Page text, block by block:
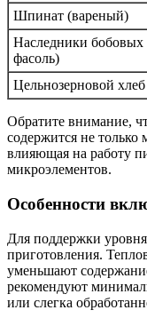
Шпинат (вареный)
Наследники бобовых
фасоль)
Цельнозерновой хлеб
Обратите внимание,
содержится не только
влияющая на работу
микроэлементов.
Особенности
Для поддержки
приготовления.
уменьшают
рекомендуют
или слегка